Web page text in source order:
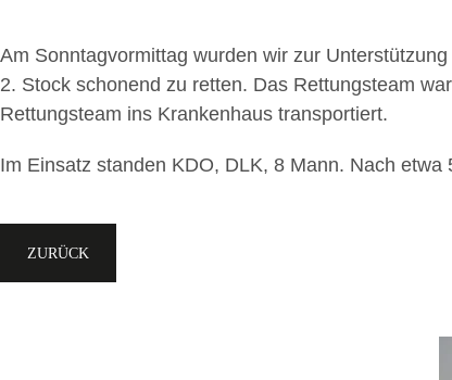
Am Sonntagvormittag wurden wir zur
2. Stock schonend zu retten. Das Rettungsteam
Rettungsteam ins Krankenhaus transportiert.
Im Einsatz standen KDO, DLK, 8 Mann. Nach
ZURÜCK